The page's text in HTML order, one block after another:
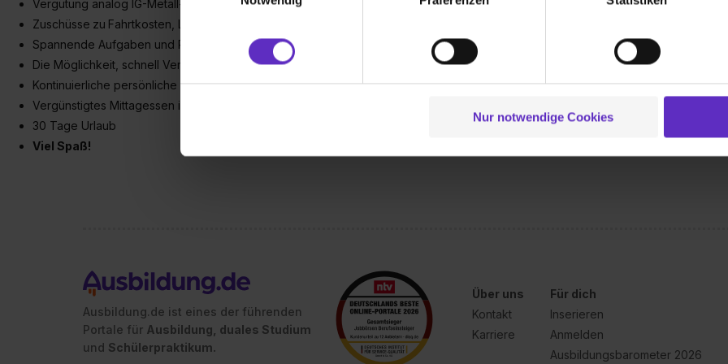
(„Statistiken“), um Informationen zu deiner Verwendung unserer Website an unsere Partner
und Analysen weiterzugeben und um Inhalte und Anzeigen zu personalisieren („Social Media
Partner führen diese Informationen möglicherweise mit weiteren Daten zusammen, die du
zu. . In diesem Fall sowie bei der separaten Aktivierung von „Social Media und Marketing“
einverstanden, dass dir nach Setzen der Cookies externe Inhalte (z.B. Videos oder Posts)
„Datenschutz-Einstellungen“ widerrufen. Weitere Informationen zu den einzelnen Cookies
„Details zeigen“. Weitere Informationen:Datenschutzerklärung
Nur notwendige Cookies
Vergütung analog IG-Metall-Tarifvertrag
Zuschüsse zu Fahrtkosten, Lehrmittel, Zusatzunterricht u.v.m.
Spannende Aufgaben und Projekte
Die Möglichkeit, schnell Verantwortung zu übernehmen
Kontinuierliche persönliche und fachliche Entwicklung
Vergünstigtes Mittagessen im hauseigenen Bistro
30 Tage Urlaub
Viel Spaß!
Ausbildung.de ist eines der führenden
Portale für Ausbildung, duales Studium
und Schülerpraktikum.
Über uns
Kontakt
Karriere
Für dich
Inserieren
Anmelden
Ausbildungsbarometer 2026